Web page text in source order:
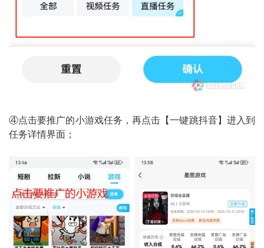
④点击要推广的小游戏任务，再点击【一键跳抖音】进入到
任务详情界面；